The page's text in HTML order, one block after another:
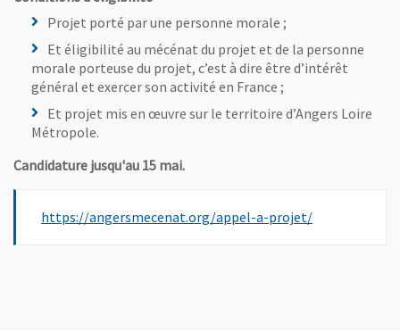
Projet porté par une personne morale ;
Et éligibilité au mécénat du projet et de la personne
morale porteuse du projet, c’est à dire être d’intérêt
général et exercer son activité en France ;
Et projet mis en œuvre sur le territoire d’Angers Loire
Métropole.
Candidature jusqu'au 15 mai.
https://angersmecenat.org/appel-a-projet/, Ouvre une